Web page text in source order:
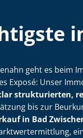
geht es beim
Exposé: Unser
strukturierten,
bis zur
in Bad